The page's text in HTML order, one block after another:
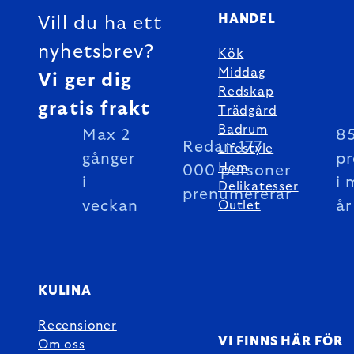
Vill du ha ett
nyhetsbrev?
Vi ger dig
gratis frakt
Max 2
gånger
i
veckan
Redan 177
000 personer
prenumererar
i
år
HANDEL
Kök
Middag
Redskap
Trädgård
Badrum
Lifestyle
Hem
Delikatesser
Outlet
KULINA
Recensioner
Om oss
VI FINNS HÄR FÖR